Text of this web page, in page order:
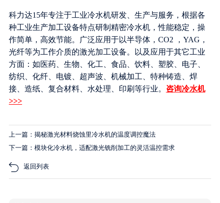
科力达15年专注于工业冷水机研发、生产与服务，根据各
种工业生产加工设备特点研制精密冷水机，性能稳定，操
作简单，高效节能。广泛应用于以半导体，CO2 ，YAG，
光纤等为工作介质的激光加工设备。以及应用于其它工业
方面：如医药、生物、化工、食品、饮料、塑胶、电子、
纺织、化纤、电镀、超声波、机械加工、特种铸造、焊
接、造纸、复合材料、水处理、印刷等行业。 咨询冷水机
>>>
上一篇：揭秘激光材料烧蚀里冷水机的温度调控魔法
下一篇：模块化冷水机，适配激光铣削加工的灵活温控需求
返回列表